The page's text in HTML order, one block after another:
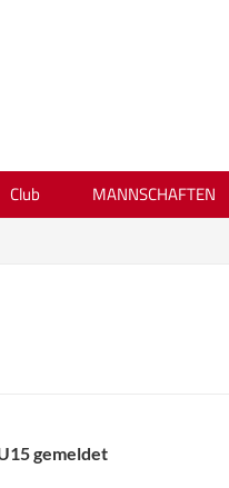
Club MANNSCHAFTEN
gemeldet